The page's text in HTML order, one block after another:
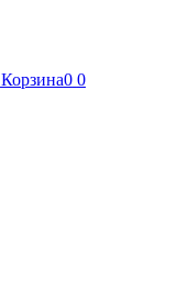
Корзина0 0